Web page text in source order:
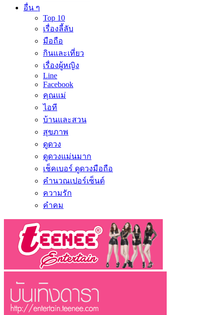
อื่น ๆ
Top 10
เรื่องลี้ลับ
มือถือ
กินและเที่ยว
เรื่องผู้หญิง
Line
Facebook
คุณแม่
ไอที
บ้านและสวน
สุขภาพ
ดูดวง
ดูดวงแม่นมาก
เช็คเบอร์ ดูดวงมือถือ
คำนวณเปอร์เซ็นต์
ความรัก
คำคม